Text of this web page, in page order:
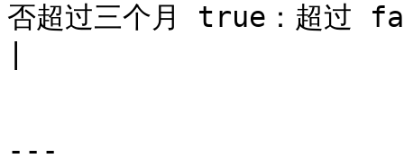
否超过三个月 true：超过
---